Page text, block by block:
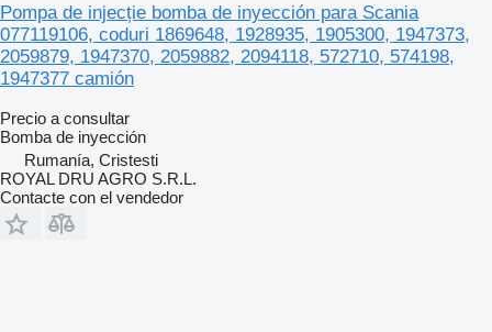
Pompa de injecție bomba de inyección para Scania
077119106, coduri 1869648, 1928935, 1905300, 1947373,
2059879, 1947370, 2059882, 2094118, 572710, 574198,
1947377 camión
Precio a consultar
Bomba de inyección
Rumanía, Cristesti
ROYAL DRU AGRO S.R.L.
Contacte con el vendedor